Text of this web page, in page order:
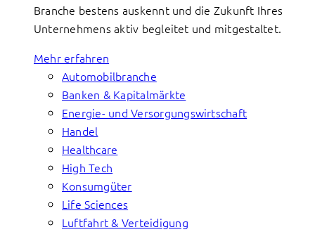
Branche bestens auskennt und die Zukunft Ihres
Unternehmens aktiv begleitet und mitgestaltet.
Mehr erfahren
Automobilbranche
Banken & Kapitalmärkte
Energie- und Versorgungswirtschaft
Handel
Healthcare
High Tech
Konsumgüter
Life Sciences
Luftfahrt & Verteidigung